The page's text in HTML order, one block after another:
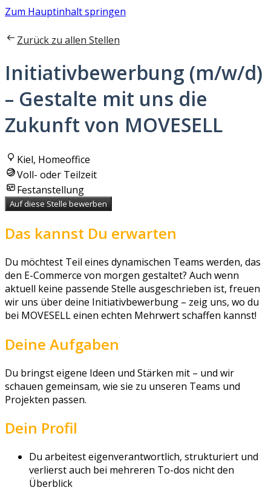
Zum Hauptinhalt springen
Zurück zu allen Stellen
Initiativbewerbung (m/w/d)
– Gestalte mit uns die
Zukunft von MOVESELL
Kiel, Homeoffice
Voll- oder Teilzeit
Festanstellung
Auf diese Stelle bewerben
Das kannst Du erwarten
Du möchtest Teil eines dynamischen Teams werden, das
den E-Commerce von morgen gestaltet? Auch wenn
aktuell keine passende Stelle ausgeschrieben ist, freuen
wir uns über deine Initiativbewerbung – zeig uns, wo du
bei MOVESELL einen echten Mehrwert schaffen kannst!
Deine Aufgaben
Du bringst eigene Ideen und Stärken mit – und wir
schauen gemeinsam, wie sie zu unseren Teams und
Projekten passen.
Dein Profil
Du arbeitest eigenverantwortlich, strukturiert und
verlierst auch bei mehreren To-dos nicht den
Überblick